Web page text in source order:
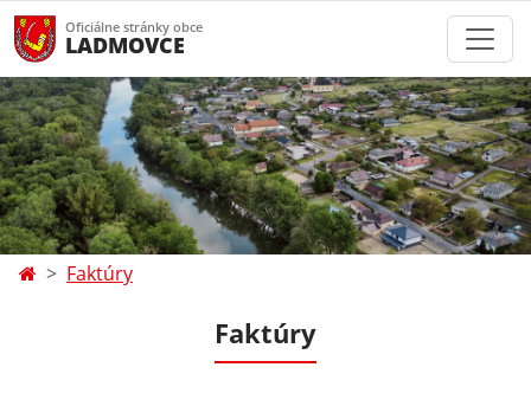
Oficiálne stránky obce
LADMOVCE
Faktúry
Faktúry